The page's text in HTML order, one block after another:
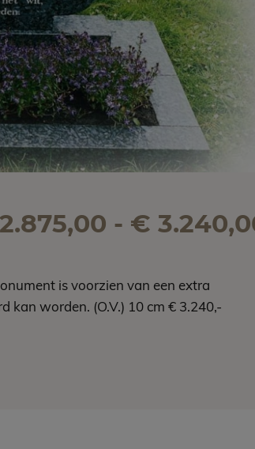
- €
is voorzien van een extra
kan worden. (O.V.) 10 cm € 3.240,-